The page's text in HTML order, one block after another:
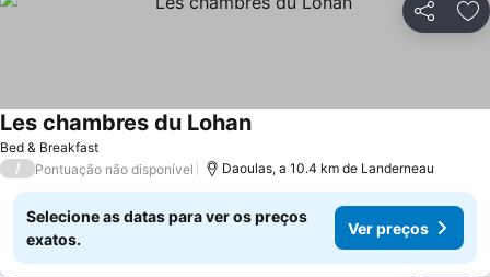
Partilhar
Bed & Breakfast
Les chambres du LohanVer preços
/ Pontuação não disponível Daoulas, a 10.4 km de Landerneau
Selecione as datas para ver os preços
exatos.
Ver preços